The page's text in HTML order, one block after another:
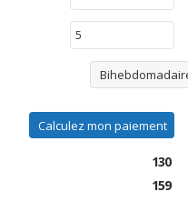
Calculez mon paiement
130
159